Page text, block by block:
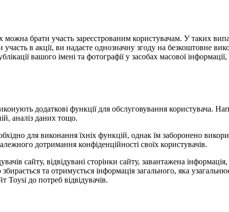
можна брати участь зареєстрованим користувачам. У таких
в акції, ви надаєте однозначну згоду на безкоштовне
вашого імені та фотографії у засобах масової інформації,
додаткові функції для обслуговування користувача.
аналіз даних тощо.
для виконання їхніх функцій, однак їм заборонено
дотримання конфіденційності своїх користувачів.
сайту, відвідувані сторінки сайту, завантажена
та отримується інформація загального, яка
Toysi до потреб відвідувачів.